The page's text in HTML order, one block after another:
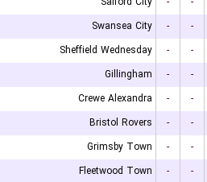
Swansea City
- -
Sheffield Wednesday
- -
Gillingham
- -
Crewe Alexandra
- -
Bristol Rovers
- -
Grimsby Town
- -
Fleetwood Town
- -